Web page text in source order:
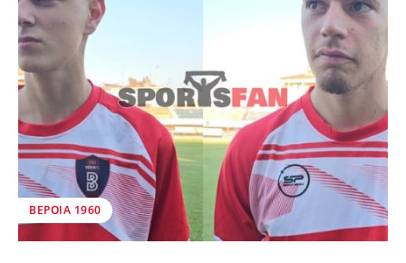
ΒΕΡΟΙΑ 1960